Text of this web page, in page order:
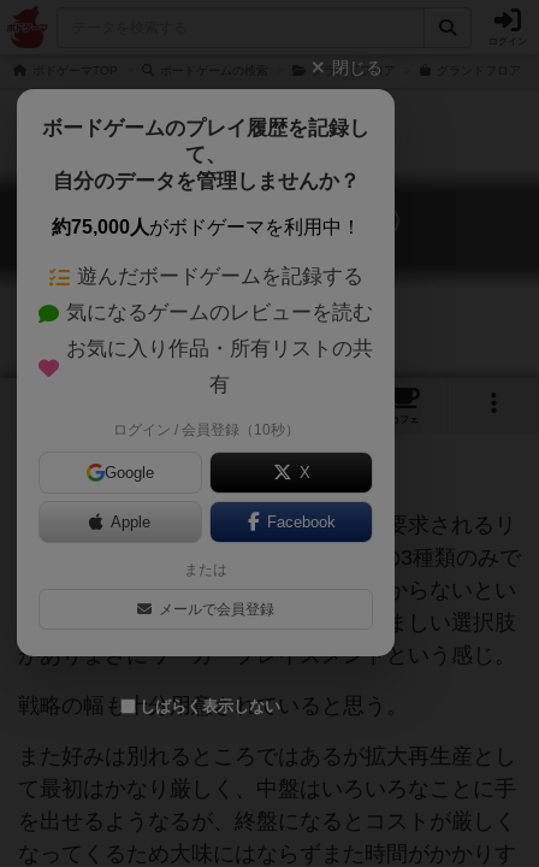
グランドフロア
グランドフロア（第二版）
Ground Floor (second edition)
カフェ
インストは大変だが、ゲームにおいて要求されるリ
ソースは時間(ワーカー)、お金、情報の3種類のみで
ゲーム中は何から手をつけて良いかわからないとい
うようなものではなくバランス良く悩ましい選択肢
がありまさにワーカープレイスメントという感じ。
戦略の幅も十分用意されていると思う。
また好みは別れるところではあるが拡大再生産とし
て最初はかなり厳しく、中盤はいろいろなことに手
を出せるようなるが、終盤になるとコストが厳しく
なってくるため大味にはならずまた時間がかかりす
閉じる
ボードゲームのプレイ履歴を記録し
て、
自分のデータを管理しませんか？
約75,000人がボドゲーマを利用中！
遊んだボードゲームを記録する
気になるゲームのレビューを読む
お気に入り作品・所有リストの共
有
ログイン / 会員登録（10秒）
Google X
Apple Facebook
または
メールで会員登録
しばらく表示しない